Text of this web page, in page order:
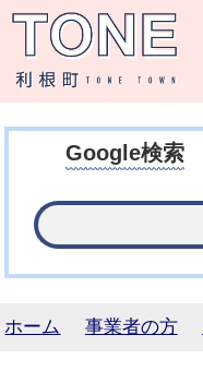
Google検索
ホーム 事業者の方